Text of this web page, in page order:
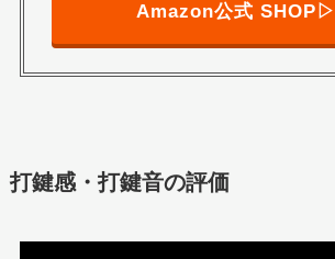
Amazon公式
打鍵感・打鍵音の評価